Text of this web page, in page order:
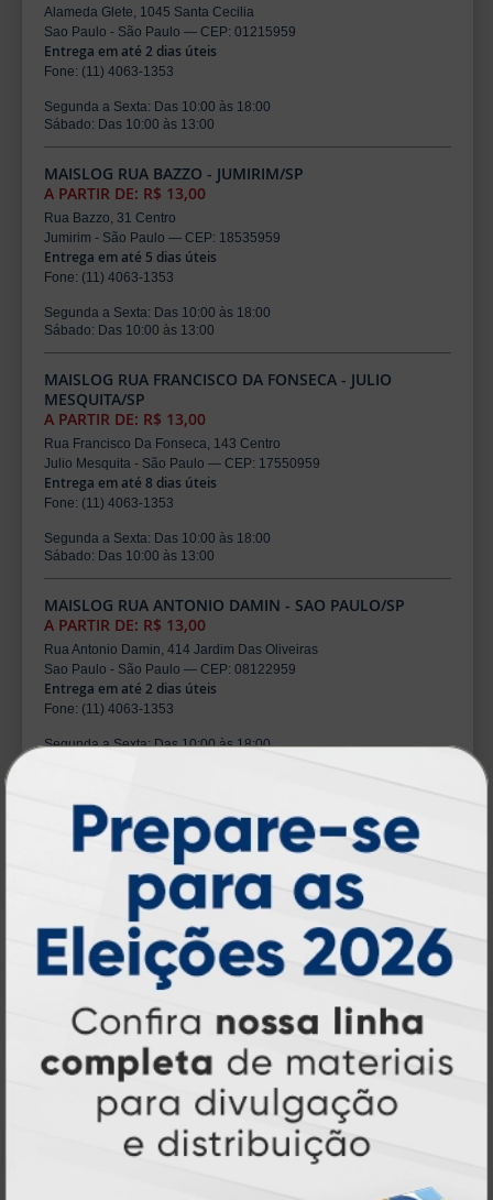
Alameda Glete, 1045 Santa Cecilia
Sao Paulo - São Paulo — CEP: 01215959
Entrega em até 2 dias úteis
Fone: (11) 4063-1353
Segunda a Sexta: Das 10:00 às 18:00
Sábado: Das 10:00 às 13:00
MAISLOG RUA BAZZO - JUMIRIM/SP
A PARTIR DE: R$ 13,00
Rua Bazzo, 31 Centro
Jumirim - São Paulo — CEP: 18535959
Entrega em até 5 dias úteis
Fone: (11) 4063-1353
Segunda a Sexta: Das 10:00 às 18:00
Sábado: Das 10:00 às 13:00
MAISLOG RUA FRANCISCO DA FONSECA - JULIO
MESQUITA/SP
A PARTIR DE: R$ 13,00
Rua Francisco Da Fonseca, 143 Centro
Julio Mesquita - São Paulo — CEP: 17550959
Entrega em até 8 dias úteis
Fone: (11) 4063-1353
Segunda a Sexta: Das 10:00 às 18:00
Sábado: Das 10:00 às 13:00
MAISLOG RUA ANTONIO DAMIN - SAO PAULO/SP
A PARTIR DE: R$ 13,00
Rua Antonio Damin, 414 Jardim Das Oliveiras
Sao Paulo - São Paulo — CEP: 08122959
Entrega em até 2 dias úteis
Fone: (11) 4063-1353
Segunda a Sexta: Das 10:00 às 18:00
MAISLOG AVENIDA ANTONIO GONCALVES DA SILVA
- JOSE BONIFACIO/SP
A PARTIR DE: R$ 13,00
Avenida Antonio Goncalves Da Silva, 820 Centro
Jose Bonifacio - São Paulo — CEP: 15200959
Entrega em até 5 dias úteis
Fone: (11) 4063-1353
Segunda a Sexta: Das 10:00 às 18:00
Sábado: Das 10:00 às 13:00
MAISLOG AVENIDA SANTA INES - SAO PAULO/SP
A PARTIR DE: R$ 13,00
Avenida Santa Ines, 300 Parque Mandaqui
Sao Paulo - São Paulo — CEP: 02415959
Entrega em até 2 dias úteis
Fone: (11) 4063-1353